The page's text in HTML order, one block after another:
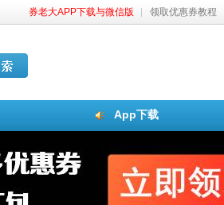
券老大APP下载与微信版 领取优惠券教程
App下载